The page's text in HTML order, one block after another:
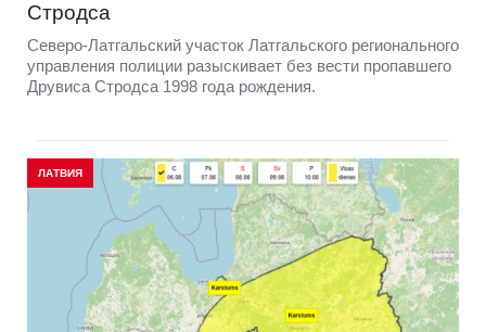
Стродса
Северо-Латгальский участок Латгальского регионального
управления полиции разыскивает без вести пропавшего
Друвиса Стродса 1998 года рождения.
ЛАТВИЯ